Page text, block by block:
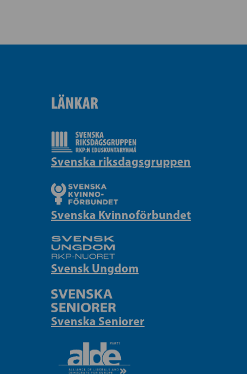
LÄNKAR
Svenska riksdagsgruppen
Svenska Kvinnoförbundet
Svensk Ungdom
Svenska Seniorer